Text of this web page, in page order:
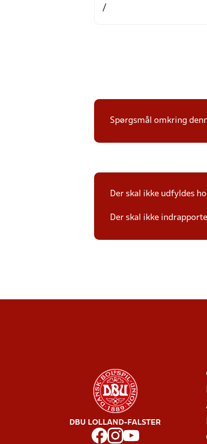
/
Spørgsmål omkring
Der skal ikke udfyldes
Der skal ikke
DBU LOLLAND-FALSTER